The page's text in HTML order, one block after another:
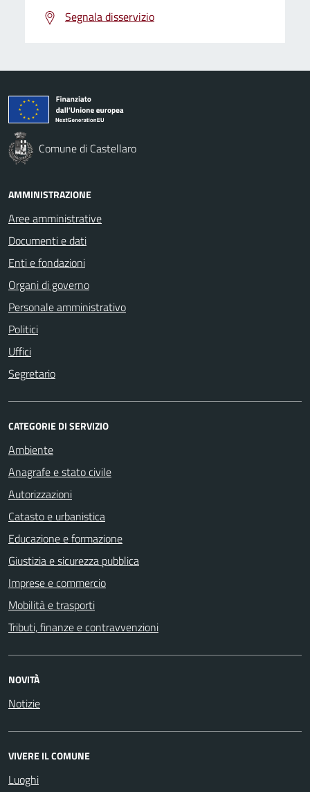
Segnala disservizio
Comune di Castellaro
AMMINISTRAZIONE
Aree amministrative
Documenti e dati
Enti e fondazioni
Organi di governo
Personale amministrativo
Politici
Uffici
Segretario
CATEGORIE DI SERVIZIO
Ambiente
Anagrafe e stato civile
Autorizzazioni
Catasto e urbanistica
Educazione e formazione
Giustizia e sicurezza pubblica
Imprese e commercio
Mobilità e trasporti
Tributi, finanze e contravvenzioni
NOVITÀ
Notizie
VIVERE IL COMUNE
Luoghi